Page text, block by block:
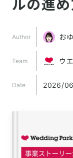
ルの進
Author お
Team ウ
Date 2026/